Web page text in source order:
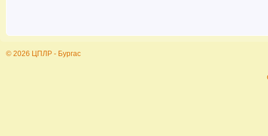
© 2026 ЦПЛР - Бургас